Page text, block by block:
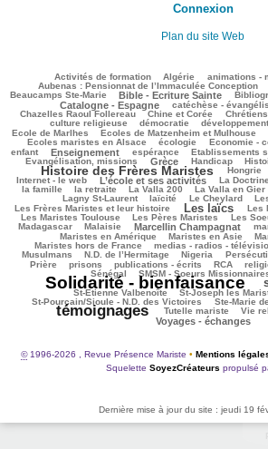
Connexion
Plan du site Web
Activités de formation Algérie animations -
Aubenas : Pensionnat de l’Immaculée Conception
79/2933
72/2933
Beaucamps Ste-Marie
647/2933 Bible - Ecriture Sainte
47/2933
433/2933
140/2933
745/2933
Catalogne - Espagne catéchèse -
Chazelles Raoul Follereau
107/2933 Chine et Corée
318/2933
339/2933
43/2933
culture religieuse
démocratie développement
Ecole de Marlhes
144/2933 Ecoles de Matzenheim et Mulhouse
965/2933
196/2933
Ecoles maristes en Alsace
475/2933 écologie
75/2933 Economie -
1321/2933
152/2933
enfant
719/2933 Enseignement
206/2933 espérance
93/2933 Etablissements
235/2933
Evangélisation, missions
961/2933 Grèce
75/2933 Handicap
184/2933
795/2933
1656/2933
Histoire des Frères Maristes
137/2933 Hongrie
207/2933
Internet - le web
982/2933 L’école et ses activités
42/2933 La
315/2933
la famille
98/2933 la retraite
38/2933 La Valla 200
99/2933 La Valla en Gier
713/2933
311/2933
Lagny St-Laurent
laïcité Le Cheylard
Les Frères Maristes et leur histoire
1408/2933 Les laïcs
518/2933 Les
222/2933
Les Maristes Toulouse
524/2933 Les Pères Maristes
401/2933 Les
102/2933
148/2933
Madagascar
43/2933 Malaisie
923/2933 Marcellin Champagnat
34/2933
357/2933
279/2933
Maristes en Amérique
Maristes en Asie
Maristes hors de France
251/2933 medias - radios -
1168/2933
52/2933
Musulmans
627/2933 N.D. de l’Hermitage
65/2933 Nigeria
202/2933
147/2933
652/2933
192/2933
Prière
124/2933 prisons
273/2933 publications - écrits
170/2933 RCA
220/2933
66/2933
64/2933
81/2933
Sénégal
SMSM - Soeurs
Solidarité - bienfaisance
1336/2933
St-Etienne Valbenoîte
St-Joseph les
St-Pourçain/Sioule - N.D. des Victoires
68/2933 Ste-Marie
48/2933
2352/2933
témoignages Tutelle mariste Vie
Voyages - échanges
©1996-2026 , Revue Présence Mariste • Mentions
Squelette SoyezCréateurs propulsé
Dernière mise à jour du site : jeudi 19